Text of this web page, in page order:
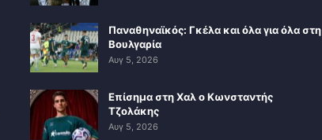
Παναθηναϊκός: Γκέλα και όλα για όλα στη
Βουλγαρία
Αυγ 5, 2026
Επίσημα στη Χαλ ο Κωνσταντής
Τζολάκης
Αυγ 5, 2026